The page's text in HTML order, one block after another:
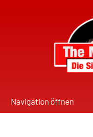
Navigation öffnen